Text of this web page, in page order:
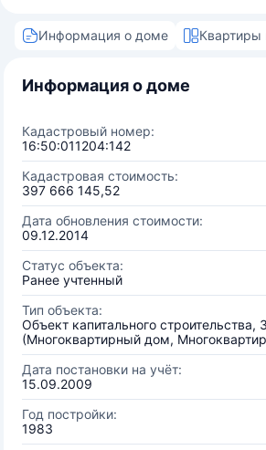
Информация о доме Квартиры
Информация о доме
Кадастровый номер:
16:50:011204:142
Кадастровая стоимость:
397 666 145,52
Дата обновления стоимости:
09.12.2014
Статус объекта:
Ранее учтенный
Тип объекта:
Объект капитального строительства,
(Многоквартирный дом,
Дата постановки на учёт:
15.09.2009
Год постройки:
1983